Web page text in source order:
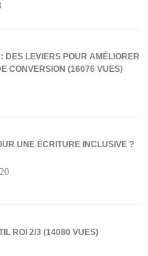
DES LEVIERS POUR AMÉLIORER
CONVERSION (16076 VUES)
UNE ÉCRITURE INCLUSIVE ?
ROI 2/3 (14080 VUES)